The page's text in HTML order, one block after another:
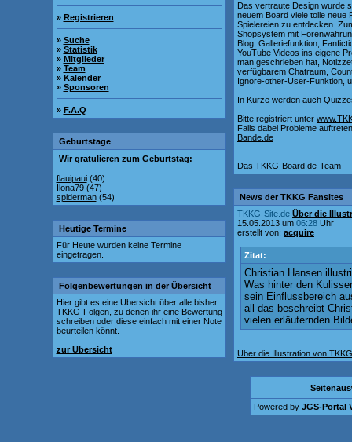
» Registrieren
» Suche
» Statistik
» Mitglieder
» Team
» Kalender
» Sponsoren
» F.A.Q
Geburtstage
Wir gratulieren zum Geburtstag:
flauipaui(40)
Ilona79(47)
spiderman(54)
Heutige Termine
Für Heute wurden keine Termine
eingetragen.
Folgenbewertungen in der Übersicht
Hier gibt es eine Übersicht über alle bisher
TKKG-Folgen, zu denen ihr eine Bewertung
schreiben oder diese einfach mit einer Note
beurteilen könnt.
zur Übersicht
Das vertraute Design wurde
neuem Board viele tolle neue
Spielereien zu entdecken.
Shopsystem mit
Blog, Galleriefunktion,
YouTube Videos ins eigene
man geschrieben hat,
verfügbarem Chatraum,
Ignore-other-User-Funktion,
In Kürze werden auch
Bitte registriert unter
Falls dabei Probleme
Bande.de
Das TKKG-Board.de-Team
News der TKKG Fansites
TKKG-Site.de Über die
15.05.2013 um 06:28 Uhr
erstellt von: acquire
Zitat:
Christian Hansen
Was hinter den
sein Einflussbereich
all das beschreibt
vielen erläuternden
Über die Illustration von
Powered by JGS-Portal